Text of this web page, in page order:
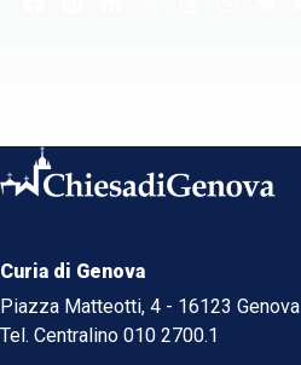
Curia di Genova
Piazza Matteotti, 4 - 16123 Genova
Tel. Centralino 010 2700.1